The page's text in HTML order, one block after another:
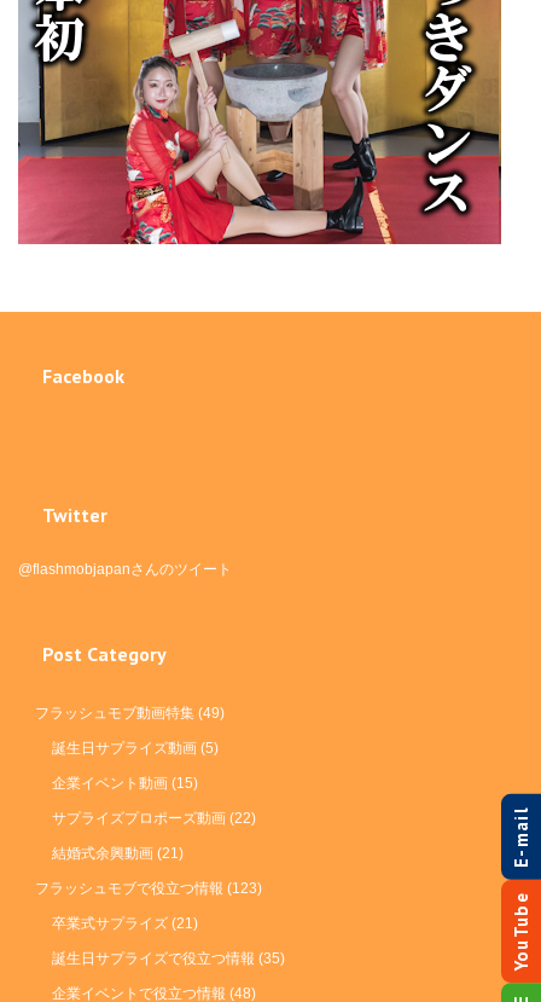
Facebook
Twitter
@flashmobjapanさんのツイート
Post Category
フラッシュモブ動画特集 (49)
誕生日サプライズ動画 (5)
企業イベント動画 (15)
サプライズプロポーズ動画 (22)
結婚式余興動画 (21)
フラッシュモブで役立つ情報 (123)
卒業式サプライズ (21)
誕生日サプライズで役立つ情報 (35)
企業イベントで役立つ情報 (48)
E-mail
YouTube